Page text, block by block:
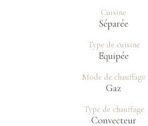
Cuisine
Séparée
Type de cuisine
Equipée
Mode de chauffage
Gaz
Type de chauffage
Convecteur